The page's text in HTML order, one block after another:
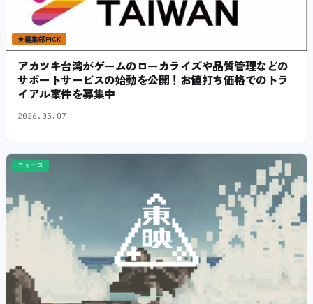
★編集部PICK
アカツキ台湾がゲームのローカライズや品質管理などの
サポートサービスの始動を公開！お値打ち価格でのトラ
イアル案件を募集中
2026.05.07
ニュース